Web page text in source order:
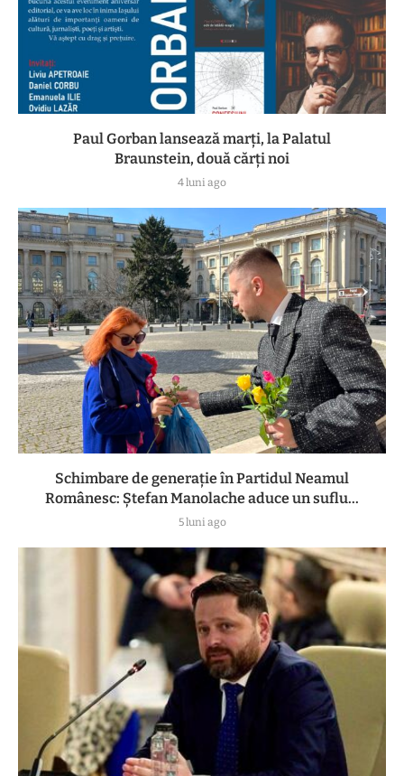
Paul Gorban lansează marți, la Palatul
Braunstein, două cărți noi
4 luni ago
Schimbare de generație în Partidul Neamul
Românesc: Ștefan Manolache aduce un suflu...
5 luni ago